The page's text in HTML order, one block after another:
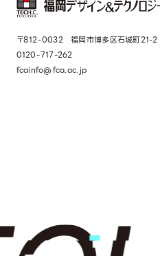
〒812-0032 福岡市博多区石城町21-2
0120-717-262
fcainfo@fca.ac.jp